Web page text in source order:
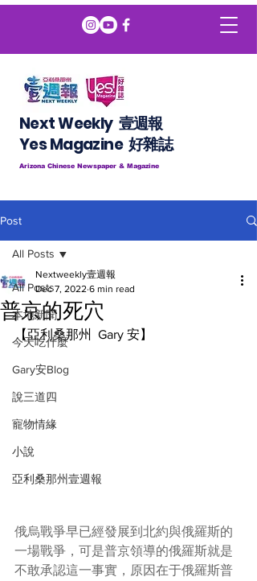
Next Weekly 壹週報
​​Yes Magazine 好雜誌
Arizona Chinese Newspaper & Magazine
Post
All Posts
本地新聞
今天吃什麼
Gary安Blog
說三道四
寵物情緣
小說
亞利桑那州壹週報
All Posts
普京的死穴
Nextweekly壹週報
Dec 7, 2022 6 min read
【亞利桑那州  Gary 安】
俄烏戰爭早已經發展到北約與俄羅斯的
一場戰爭，可是普京領導的俄羅斯就是
不敢承認這一事實，原因在于俄羅斯普